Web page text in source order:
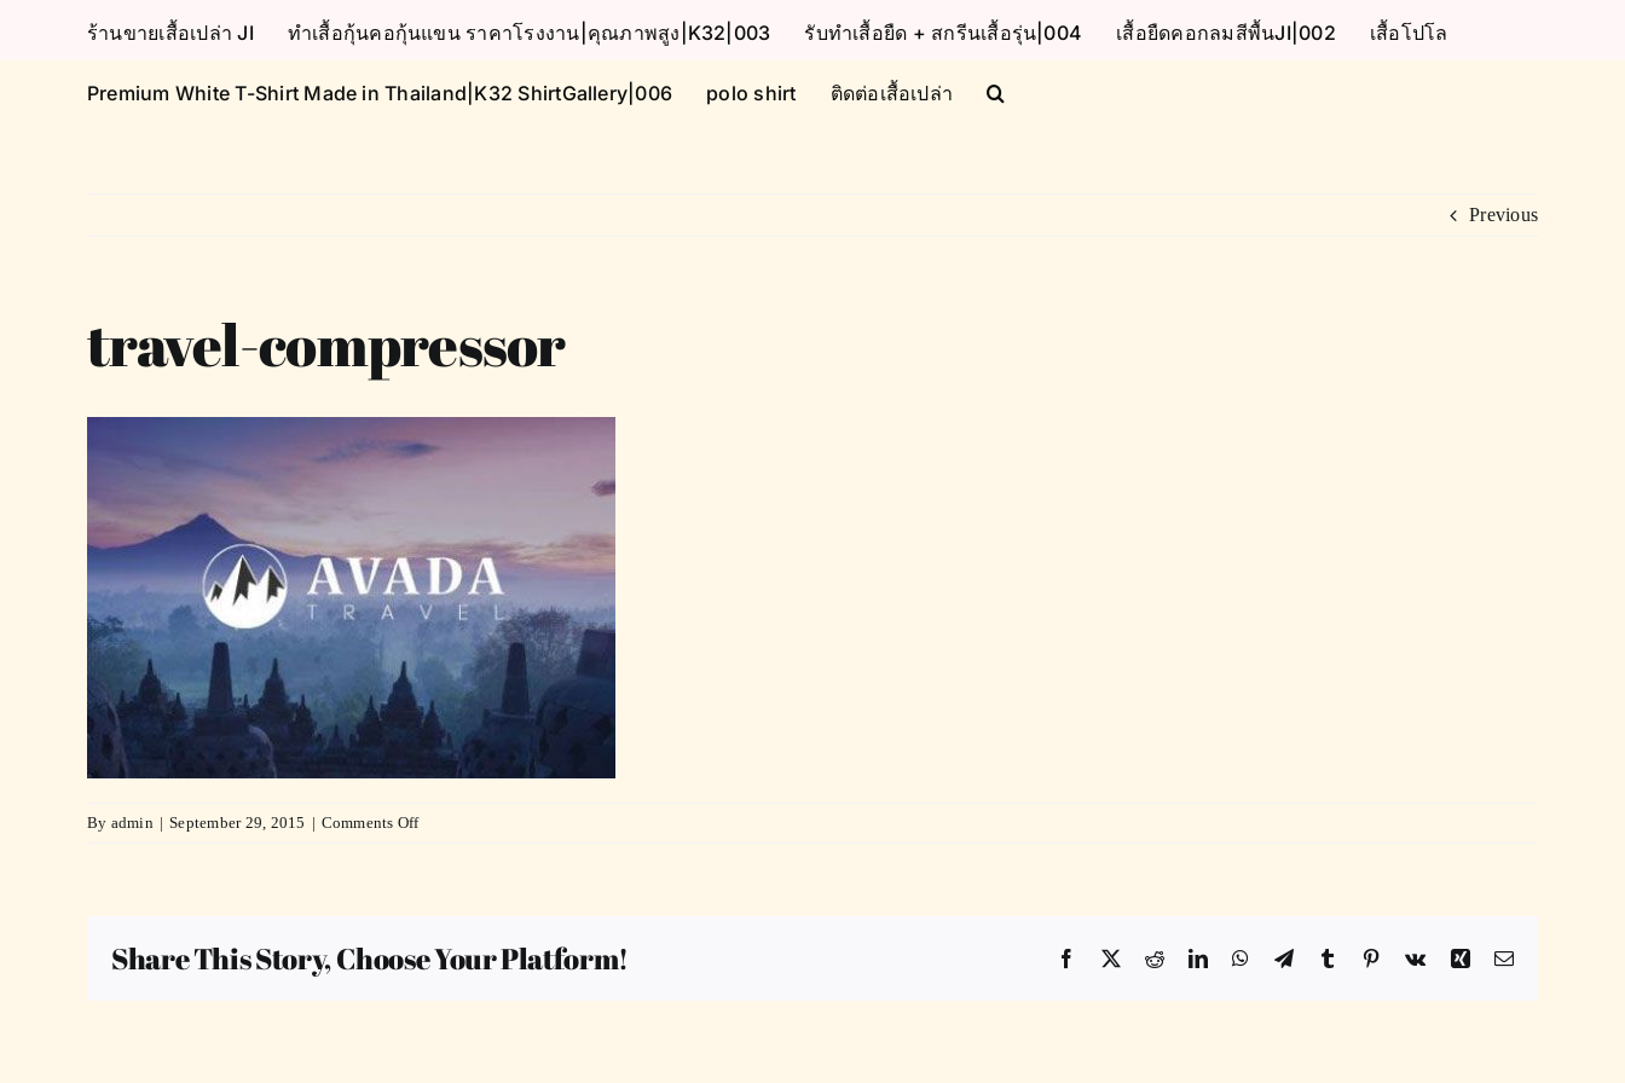
ร้านขายเสื้อเปล่า JI ทำเสื้อกุ้นคอกุ้นแขน ราคาโรงงาน|คุณภาพสูง|K32|003 รับทำเสื้อยืด + สกรีนเสื้อรุ่น|004 เสื้อยืดคอกลมสีพื้นJI|002 เสื้อโปโล
Premium White T-Shirt Made in Thailand|K32 ShirtGallery|006 polo shirt ติดต่อเสื้อเปล่า
Previous
travel-compressor
By admin | September 29, 2015 | Comments Offon
Share This Story, Choose Your Platform! Facebook
X RedditLinkedInWhatsApp
TelegramTumblr Pinterest
Vk Xing Email